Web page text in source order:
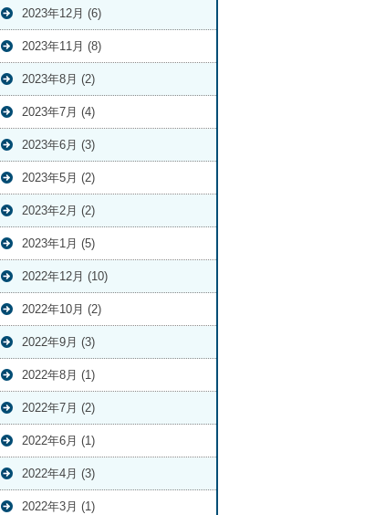
2023年12月 (6)
2023年11月 (8)
2023年8月 (2)
2023年7月 (4)
2023年6月 (3)
2023年5月 (2)
2023年2月 (2)
2023年1月 (5)
2022年12月 (10)
2022年10月 (2)
2022年9月 (3)
2022年8月 (1)
2022年7月 (2)
2022年6月 (1)
2022年4月 (3)
2022年3月 (1)